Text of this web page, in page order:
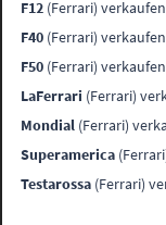
F12 (Ferrari) verkaufen
F40 (Ferrari) verkaufen
F50 (Ferrari) verkaufen
LaFerrari (Ferrari)
Mondial (Ferrari)
Superamerica
Testarossa (Ferrari)